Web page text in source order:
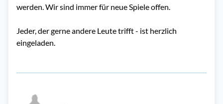
werden. Wir sind immer für neue Spiele offen.
Jeder, der gerne andere Leute trifft - ist herzlich
eingeladen.